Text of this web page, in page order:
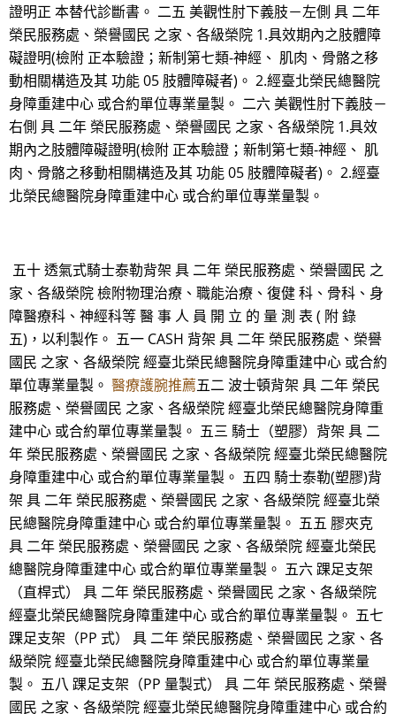
證明正 本替代診斷書。 二五 美觀性肘下義肢－左側 具 二年
榮民服務處、榮譽國民 之家、各級榮院 1.具效期內之肢體障
礙證明(檢附 正本驗證；新制第七類-神經、 肌肉、骨骼之移
動相關構造及其 功能 05 肢體障礙者)。 2.經臺北榮民總醫院
身障重建中心 或合約單位專業量製。 二六 美觀性肘下義肢－
右側 具 二年 榮民服務處、榮譽國民 之家、各級榮院 1.具效
期內之肢體障礙證明(檢附 正本驗證；新制第七類-神經、 肌
肉、骨骼之移動相關構造及其 功能 05 肢體障礙者)。 2.經臺
北榮民總醫院身障重建中心 或合約單位專業量製。
五十 透氣式騎士泰勒背架 具 二年 榮民服務處、榮譽國民 之
家、各級榮院 檢附物理治療、職能治療、復健 科、骨科、身
障醫療科、神經科等 醫 事 人 員 開 立 的 量 測 表 ( 附 錄
五)，以利製作。 五一 CASH 背架 具 二年 榮民服務處、榮譽
國民 之家、各級榮院 經臺北榮民總醫院身障重建中心 或合約
單位專業量製。 醫療護腕推薦五二 波士頓背架 具 二年 榮民
服務處、榮譽國民 之家、各級榮院 經臺北榮民總醫院身障重
建中心 或合約單位專業量製。 五三 騎士（塑膠）背架 具 二
年 榮民服務處、榮譽國民 之家、各級榮院 經臺北榮民總醫院
身障重建中心 或合約單位專業量製。 五四 騎士泰勒(塑膠)背
架 具 二年 榮民服務處、榮譽國民 之家、各級榮院 經臺北榮
民總醫院身障重建中心 或合約單位專業量製。 五五 膠夾克
具 二年 榮民服務處、榮譽國民 之家、各級榮院 經臺北榮民
總醫院身障重建中心 或合約單位專業量製。 五六 踝足支架
（直桿式） 具 二年 榮民服務處、榮譽國民 之家、各級榮院
經臺北榮民總醫院身障重建中心 或合約單位專業量製。 五七
踝足支架（PP 式） 具 二年 榮民服務處、榮譽國民 之家、各
級榮院 經臺北榮民總醫院身障重建中心 或合約單位專業量
製。 五八 踝足支架（PP 量製式） 具 二年 榮民服務處、榮譽
國民 之家、各級榮院 經臺北榮民總醫院身障重建中心 或合約